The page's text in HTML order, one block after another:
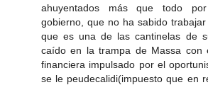
ahuyentados más que todo
gobierno, que no ha sabido
que es una de las cantinelas de
caído en la trampa de Massa con
financiera impulsado por el
se le peudecalidi(impuesto que en